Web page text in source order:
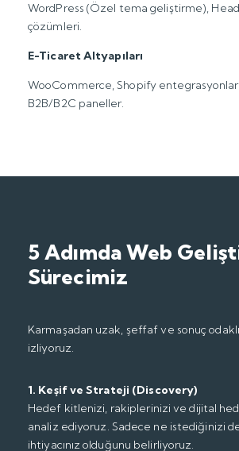
WordPress (Özel tema geliştirme),
çözümleri.
E-Ticaret Altyapıları
WooCommerce, Shopify
B2B/B2C paneller.
5 Adımda Web
Sürecimiz
Karmaşadan uzak, şeffaf ve sonuç
izliyoruz.
1. Keşif ve Strateji (Discovery)
Hedef kitlenizi, rakiplerinizi ve dijital
analiz ediyoruz. Sadece ne istediğinizi
ihtiyacınız olduğunu belirliyoruz.